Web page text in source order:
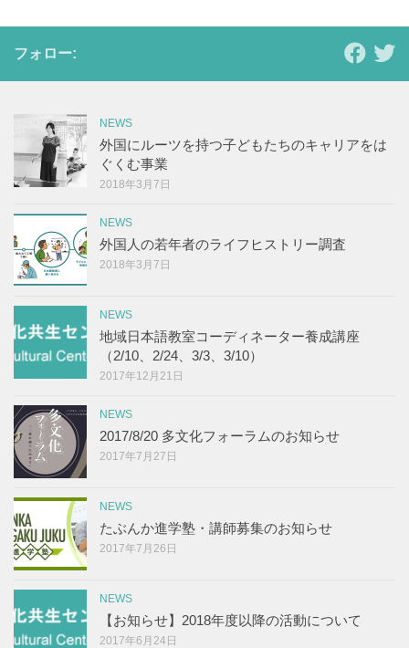
フォロー:
NEWS
外国にルーツを持つ子どもたちのキャリアをは
ぐくむ事業
2018年3月7日
NEWS
外国人の若年者のライフヒストリー調査
2018年3月7日
NEWS
地域日本語教室コーディネーター養成講座
（2/10、2/24、3/3、3/10）
2017年12月21日
NEWS
2017/8/20 多文化フォーラムのお知らせ
2017年7月27日
NEWS
たぶんか進学塾・講師募集のお知らせ
2017年7月26日
NEWS
【お知らせ】2018年度以降の活動について
2017年6月24日